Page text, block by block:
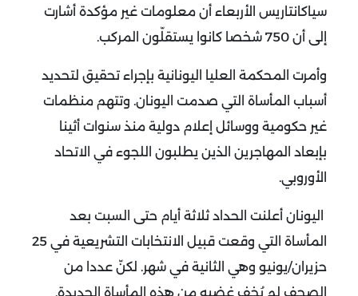
سياكانتاريس الأربعاء أن معلومات غير مؤكدة أشارت
إلى أن 750 شخصا كانوا يستقلّون المركب.
وأمرت المحكمة العليا اليونانية بإجراء تحقيق لتحديد
أسباب المأساة التي صدمت اليونان. وتتهم منظمات
غير حكومية ووسائل إعلام دولية منذ سنوات أثينا
بإبعاد المهاجرين الذين يطلبون اللجوء في الاتحاد
الأوروبي.
اليونان أعلنت الحداد ثلاثة أيام حتى السبت بعد
المأساة التي وقعت قبيل الانتخابات التشريعية في 25
حزيران/يونيو وهي الثانية في شهر. لكنّ عددا من
الصحف لم يُخفِ غضبه من هذه المأساة الجديدة.